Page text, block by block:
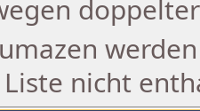
nicht